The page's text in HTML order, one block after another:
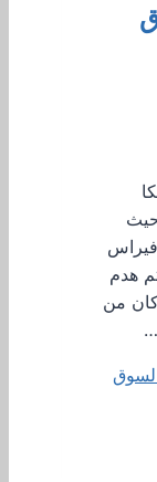
حيث
فيراس
هدم
من
لسوق